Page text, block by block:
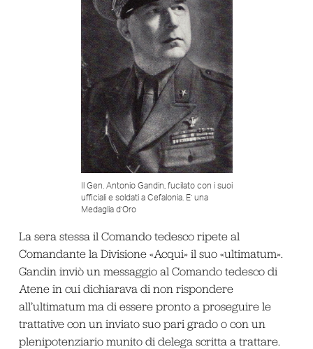
Il Gen. Antonio Gandin, fucilato con i suoi
ufficiali e soldati a Cefalonia. E’ una
Medaglia d’Oro
La sera stessa il Comando tedesco ripete al
Comandante la Divisione «Acqui» il suo «ultimatum».
Gandin inviò un messaggio al Comando tedesco di
Atene in cui dichiarava di non rispondere
all’ultimatum ma di essere pronto a proseguire le
trattative con un inviato suo pari grado o con un
plenipotenziario munito di delega scritta a trattare.